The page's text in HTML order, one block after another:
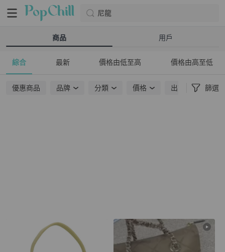
尼龍
商品 用戶
綜合 最新 價格由低至高 價格由高至低
優惠商品 品牌 分類 價格 出貨地點 篩選